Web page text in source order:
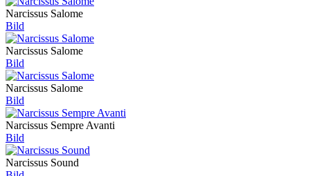
Narcissus Salome
Bild
Narcissus Salome
Bild
Narcissus Salome
Bild
Narcissus Sempre Avanti
Bild
Narcissus Sound